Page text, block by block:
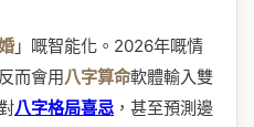
」嘅智能化。2026年嘅情
而會用八字算命軟體輸入雙
八字格局喜忌 ，甚至預測邊